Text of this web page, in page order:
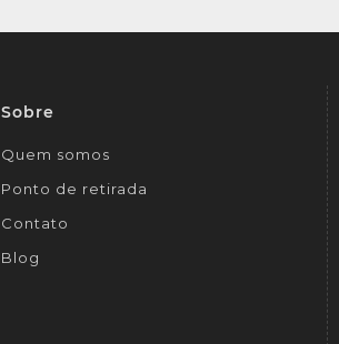
Sobre
Quem somos
Ponto de retirada
Contato
Blog